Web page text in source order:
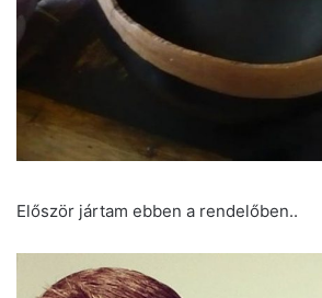
Először jártam ebben a rendelőben..